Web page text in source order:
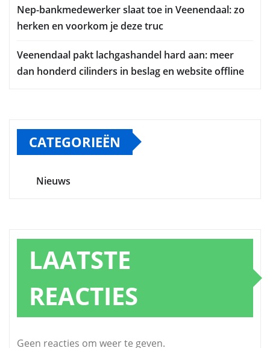
Nep-bankmedewerker slaat toe in Veenendaal: zo
herken en voorkom je deze truc
Veenendaal pakt lachgashandel hard aan: meer
dan honderd cilinders in beslag en website offline
CATEGORIEËN
Nieuws
LAATSTE
REACTIES
Geen reacties om weer te geven.